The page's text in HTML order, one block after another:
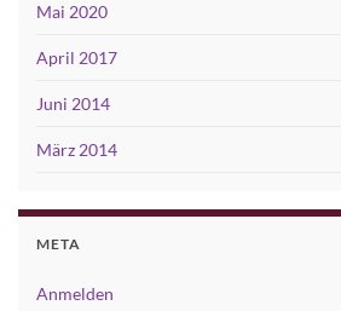
Mai 2020
April 2017
Juni 2014
März 2014
META
Anmelden